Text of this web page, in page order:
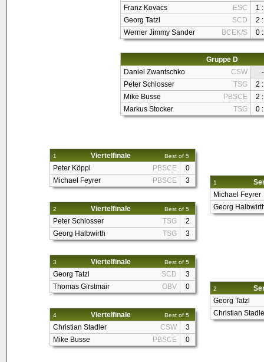
Franz Kovacs
ESC
1
Georg Tatzl
SCD
2
Werner Jimmy Sander
BCEK/S 0
Gruppe D
Daniel Zwantschko
CSW
-
Peter Schlosser
TSG
2
Mike Busse
PBSCE
2
Markus Stocker
TSG 0
1 Viertelfinale Best of 5
Peter Köppl PBSCE
0
Michael Feyrer
PBSCE 3
2 Viertelfinale Best of 5
Peter Schlosser TSG
2
Georg Halbwirth
TSG 3
3 Viertelfinale Best of 5
Georg Tatzl SCD
3
Thomas Girstmair
OBV 0
4 Viertelfinale Best of 5
Christian Stadler CSW
3
Mike Busse
PBSCE 0
1
Michael Feyrer
Georg
2
Georg Tatzl
Christian